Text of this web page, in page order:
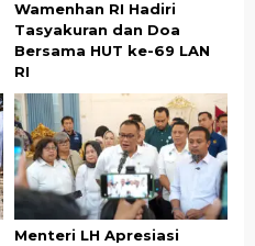
Wamenhan RI Hadiri
Tasyakuran dan Doa
Bersama HUT ke-69 LAN
RI
Menteri LH Apresiasi